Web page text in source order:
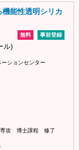
能性透明シリカ
事前登録
無料
ル)
ションセンター
専攻 博士課程 修了